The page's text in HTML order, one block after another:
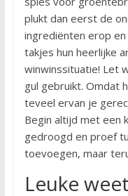
plukt dan eerst de
ingrediënten erop
takjes hun heerlijke
winwinssituatie! Let
gul gebruikt. Omdat
teveel ervan je
Begin altijd met een
gedroogd en proef
toevoegen, maar
Leuke